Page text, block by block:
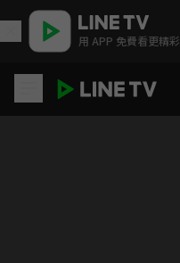
用 APP 免費看更精彩